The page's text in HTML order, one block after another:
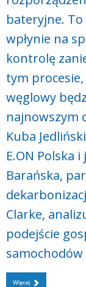
bateryjne.
wpłynie na
kontrolę
tym
węglowy
najnowszym
Kuba
E.ON Polska
Barańska,
Clarke,
podejście
Więcej